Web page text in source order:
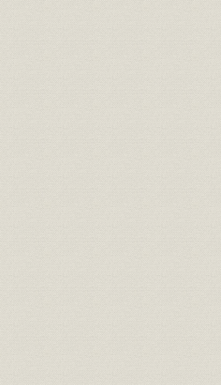
第8節 太平洋戦争下の生産体制
第9節 和田社長の死去と富井専務の第2代社長就任
第10節 本社工場の戦災と終戦
第4章 戦後再建への歩み(昭和20年8月~昭和29年)
第1節 戦後の我が国の状況
第2節 復興への努力
第3節 社長交代
第4節 労働組合の誕生
第5節 企業再建整備法と新会社の設立
第6節 清算業務と各工場の収束
第7節 舶用機器の生産再開
第8節 橋井社長体制の発足
第9節 技術提携と舶用電子機器への進出
第10節 航空機器への再進出
第11節 工業計器および機器の生産
第12節 戦後の新体制へ向けての諸施策の実施
第13節 協力工場団体「計友会」の設立
第5章 国産技術の拡大と自社技術の開花(昭和30年~昭和40年)
第1節 高度成長下の我が国の状況